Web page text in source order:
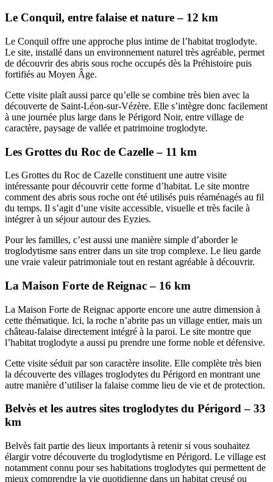
Le Conquil, entre falaise et nature – 12 km
Le Conquil offre une approche plus intime de l’habitat troglodyte.
Le site, installé dans un environnement naturel très agréable, permet
de découvrir des abris sous roche occupés dès la Préhistoire puis
fortifiés au Moyen Âge.
Cette visite plaît aussi parce qu’elle se combine très bien avec la
découverte de Saint-Léon-sur-Vézère. Elle s’intègre donc facilement
à une journée plus large dans le Périgord Noir, entre village de
caractère, paysage de vallée et patrimoine troglodyte.
Les Grottes du Roc de Cazelle – 11 km
Les Grottes du Roc de Cazelle constituent une autre visite
intéressante pour découvrir cette forme d’habitat. Le site montre
comment des abris sous roche ont été utilisés puis réaménagés au fil
du temps. Il s’agit d’une visite accessible, visuelle et très facile à
intégrer à un séjour autour des Eyzies.
Pour les familles, c’est aussi une manière simple d’aborder le
troglodytisme sans entrer dans un site trop complexe. Le lieu garde
une vraie valeur patrimoniale tout en restant agréable à découvrir.
La Maison Forte de Reignac – 16 km
La Maison Forte de Reignac apporte encore une autre dimension à
cette thématique. Ici, la roche n’abrite pas un village entier, mais un
château-falaise directement intégré à la paroi. Le site montre que
l’habitat troglodyte a aussi pu prendre une forme noble et défensive.
Cette visite séduit par son caractère insolite. Elle complète très bien
la découverte des villages troglodytes du Périgord en montrant une
autre manière d’utiliser la falaise comme lieu de vie et de protection.
Belvès et les autres sites troglodytes du Périgord – 33
km
Belvès fait partie des lieux importants à retenir si vous souhaitez
élargir votre découverte du troglodytisme en Périgord. Le village est
notamment connu pour ses habitations troglodytes qui permettent de
mieux comprendre la vie quotidienne dans un habitat creusé ou